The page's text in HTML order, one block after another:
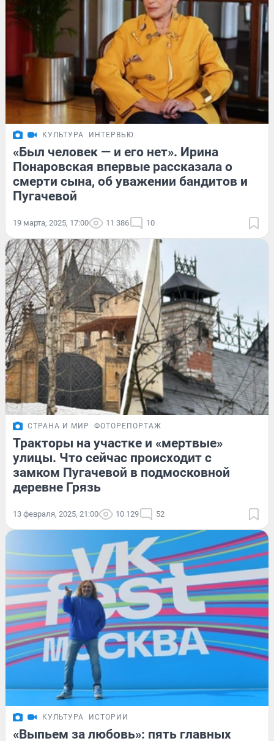
КУЛЬТУРА ИНТЕРВЬЮ
«Был человек — и его нет». Ирина
Понаровская впервые рассказала о
смерти сына, об уважении бандитов и
Пугачевой
19 марта, 2025, 17:00 11 386 10
СТРАНА И МИР ФОТОРЕПОРТАЖ
Тракторы на участке и «мертвые»
улицы. Что сейчас происходит с
замком Пугачевой в подмосковной
деревне Грязь
13 февраля, 2025, 21:00 10 129 52
КУЛЬТУРА ИСТОРИИ
«Выпьем за любовь»: пять главных